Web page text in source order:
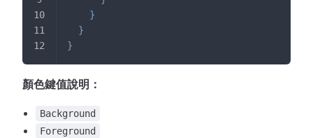
}
}
}
顏色鍵值說明：
Background
Foreground